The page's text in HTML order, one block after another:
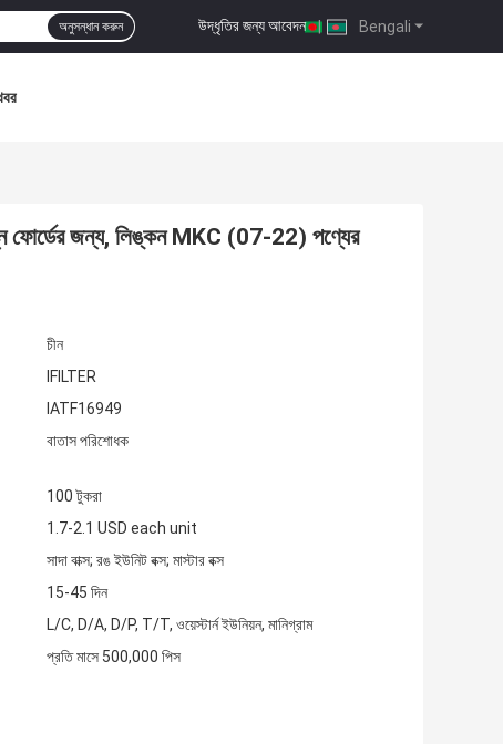
Bengali
উদ্ধৃতির জন্য আবেদন |
অনুসন্ধান করুন
ফোর্ডের জন্য, লিঙ্কন MKC (07-22) পণ্যের
চীন
IFILTER
IATF16949
বাতাস পরিশোধক
100 টুকরা
1.7-2.1 USD each unit
সাদা বাক্স; রঙ ইউনিট বক্স; মাস্টার বক্স
15-45 দিন
L/C, D/A, D/P, T/T, ওয়েস্টার্ন ইউনিয়ন, মানিগ্রাম
প্রতি মাসে 500,000 পিস